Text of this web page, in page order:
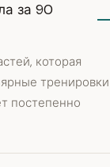
за 90
которая
тренировки
постепенно